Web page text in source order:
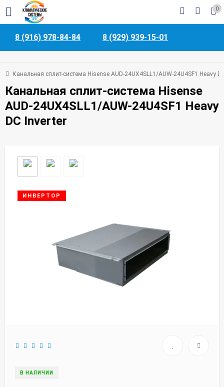
0
8 (916) 978-84-84 8 (929) 939-15-01
Канальная сплит-система Hisense AUD-24UX4SLL1/AUW-24U4SF1 Heavy
Канальная сплит-система Hisense
AUD-24UX4SLL1/AUW-24U4SF1 Heavy
DC Inverter
ИНВЕРТОР
В НАЛИЧИИ